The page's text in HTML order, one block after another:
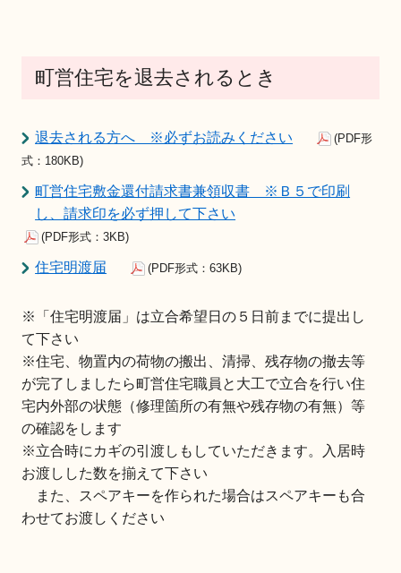
町営住宅を退去されるとき
退去される方へ ※必ずお読みください
(PDF形
式：180KB)
町営住宅敷金還付請求書兼領収書 ※Ｂ５で印刷
し、請求印を必ず押して下さい
(PDF形式：3KB)
住宅明渡届 (PDF形式：63KB)
※「住宅明渡届」は立合希望日の５日前までに提出し
て下さい
※住宅、物置内の荷物の搬出、清掃、残存物の撤去等
が完了しましたら町営住宅職員と大工で立合を行い住
宅内外部の状態（修理箇所の有無や残存物の有無）等
の確認をします
※立合時にカギの引渡しもしていただきます。入居時
お渡しした数を揃えて下さい
また、スペアキーを作られた場合はスペアキーも合
わせてお渡しください